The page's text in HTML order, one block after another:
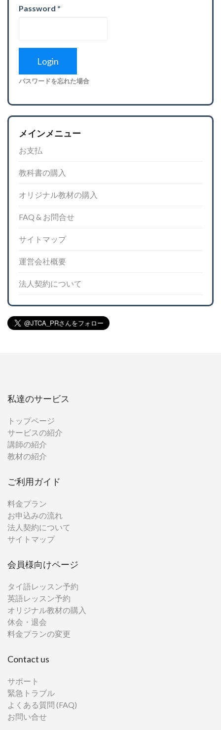
Password *
パスワードを忘れた場合
メインメニュー
お支払
教科書の購入
オリジナル教材の購入
FAQ & お問合せ
サイトマップ
運営会社概要
法人契約について
私達のサービス
トップページ
サービスの紹介
講師の紹介
教材の紹介
ご利用ガイド
料金プラン
お申込みの流れ
法人契約について
サイトマップ
会員様向けページ
タイ語レッスン予約
英語レッスン予約
オリジナル教材の購入
休会・退会
料金プランの変更
Contact us
サポート
緊急トラブル
よくある質問 (FAQ)
お問い合せ